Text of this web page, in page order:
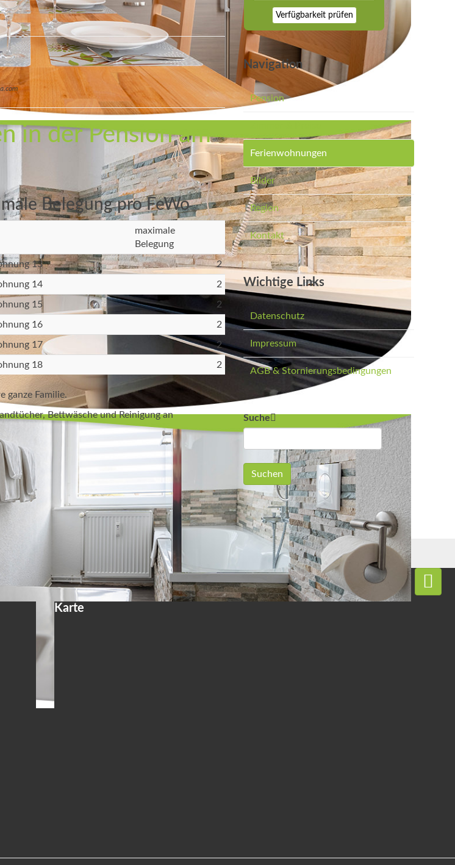
in der Pension am
Belegung pro FeWo
maximale
Belegung
13 2
14 2
15 2
16 2
17 2
18 2
ganze Familie.
Bettwäsche und Reinigung an
Verfügbarkeit prüfen
Navigation
Pension
Ferienwohnungen
Bilder
Region
Kontakt
Wichtige Links
Datenschutz
Impressum
AGB & Stornierungsbedingungen
Suche
Suchen
Karte